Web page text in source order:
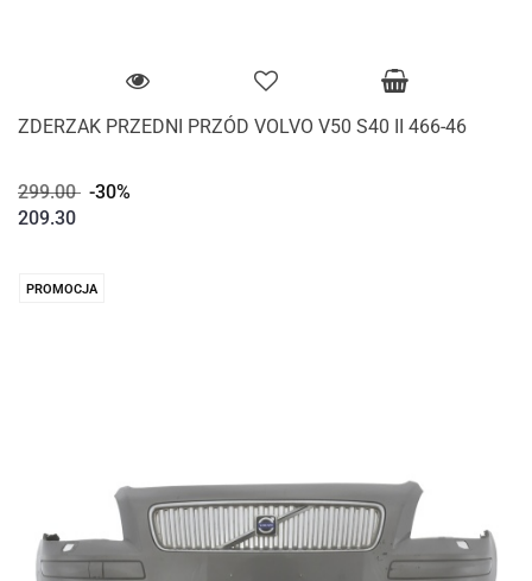
ZDERZAK PRZEDNI PRZÓD VOLVO V50 S40 II 466-46
299.00 -30%
209.30
PROMOCJA